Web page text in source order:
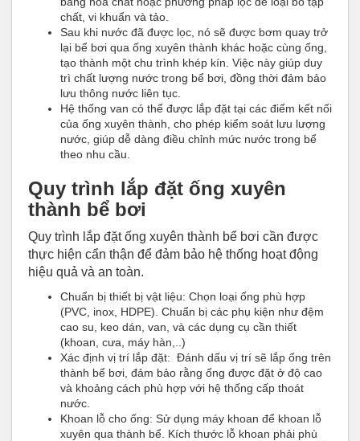
chất, vi khuẩn và tảo.
Sau khi nước đã được lọc, nó sẽ được bơm quay trở
lại bể bơi qua ống xuyên thành khác hoặc cùng ống,
tạo thành một chu trình khép kín. Việc này giúp duy
trì chất lượng nước trong bể bơi, đồng thời đảm bảo
lưu thông nước liên tục.
Hệ thống van có thể được lắp đặt tại các điểm kết nối
của ống xuyên thành, cho phép kiểm soát lưu lượng
nước, giúp dễ dàng điều chỉnh mức nước trong bể
theo nhu cầu.
Quy trình lắp đặt ống xuyên
thành bể bơi
Quy trình lắp đặt ống xuyên thành bể bơi cần được
thực hiện cẩn thận để đảm bảo hệ thống hoạt động
hiệu quả và an toàn.
Chuẩn bị thiết bị vật liệu: Chọn loại ống phù hợp
(PVC, inox, HDPE). Chuẩn bị các phụ kiện như đệm
cao su, keo dán, van, và các dụng cụ cần thiết
(khoan, cưa, máy hàn,..)
Xác định vị trí lắp đặt: Đánh dấu vị trí sẽ lắp ống trên
thành bể bơi, đảm bảo rằng ống được đặt ở độ cao
và khoảng cách phù hợp với hệ thống cấp thoát
nước.
Khoan lỗ cho ống: Sử dụng máy khoan để khoan lỗ
xuyên qua thành bể. Kích thước lỗ khoan phải phù